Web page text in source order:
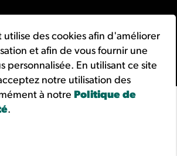
utilise des cookies afin d'améliorer
et afin de vous fournir une
personnalisée. En utilisant ce site
notre utilisation des
à notre Politique de
.